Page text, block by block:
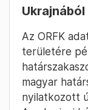
Az ORFK
területére
magyar
nyilatkozott